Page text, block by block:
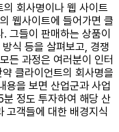
회사명이나 웹 사이트
웹사이트에 들어가면 클
그들이 판매하는 상품이
식 등을 살펴보고, 경쟁
든 과정은 여러분이 인터
클라이언트의 회사명을
용을 보면 산업군과 사업
정도 투자하여 해당 산
고객들에 대한 배경지식